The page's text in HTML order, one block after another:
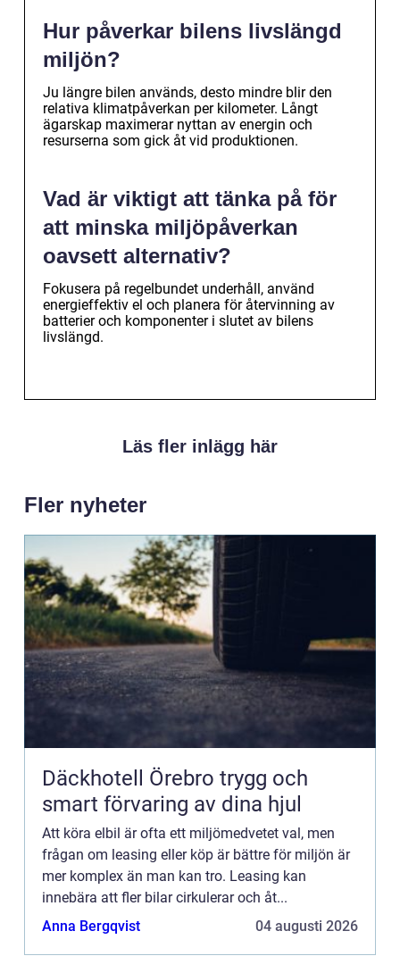
Hur påverkar bilens livslängd
miljön?
Ju längre bilen används, desto mindre blir den
relativa klimatpåverkan per kilometer. Långt
ägarskap maximerar nyttan av energin och
resurserna som gick åt vid produktionen.
Vad är viktigt att tänka på för
att minska miljöpåverkan
oavsett alternativ?
Fokusera på regelbundet underhåll, använd
energieffektiv el och planera för återvinning av
batterier och komponenter i slutet av bilens
livslängd.
Läs fler inlägg här
Fler nyheter
Däckhotell Örebro trygg och
smart förvaring av dina hjul
Att köra elbil är ofta ett miljömedvetet val, men
frågan om leasing eller köp är bättre för miljön är
mer komplex än man kan tro. Leasing kan
innebära att fler bilar cirkulerar och åt...
Anna Bergqvist
04 augusti 2026